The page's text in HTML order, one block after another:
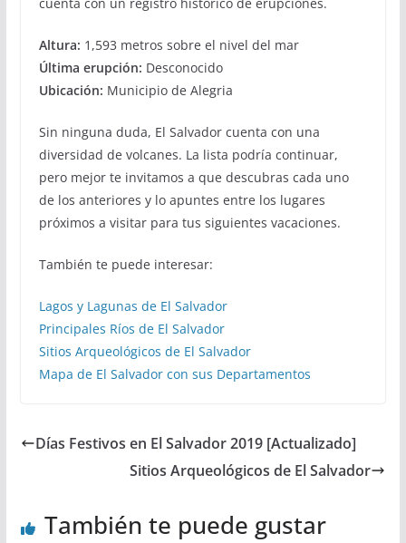
cuenta con un registro histórico de erupciones.
Altura: 1,593 metros sobre el nivel del mar
Última erupción: Desconocido
Ubicación: Municipio de Alegria
Sin ninguna duda, El Salvador cuenta con una
diversidad de volcanes. La lista podría continuar,
pero mejor te invitamos a que descubras cada uno
de los anteriores y lo apuntes entre los lugares
próximos a visitar para tus siguientes vacaciones.
También te puede interesar:
Lagos y Lagunas de El Salvador
Principales Ríos de El Salvador
Sitios Arqueológicos de El Salvador
Mapa de El Salvador con sus Departamentos
Días Festivos en El Salvador 2019 [Actualizado]
Sitios Arqueológicos de El Salvador
También te puede gustar